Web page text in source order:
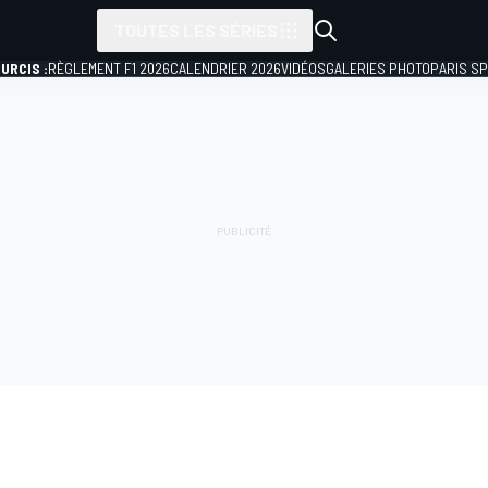
:RÈGLEMENT F1 2026CALENDRIER 2026VIDÉOSGALERIES PHOTOPARIS